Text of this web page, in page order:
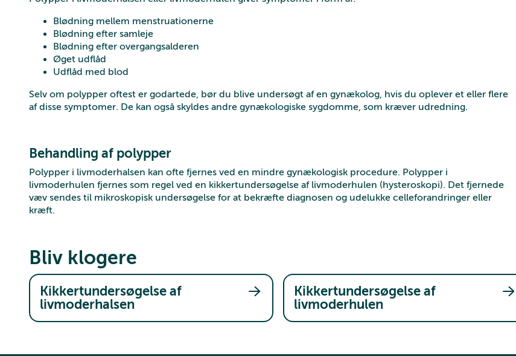
Blødning mellem menstruationerne
Blødning efter samleje
Blødning efter overgangsalderen
Øget udflåd
Udflåd med blod
Selv om polypper oftest er godartede, bør du blive undersøgt af en gynækolog, hvis du oplever et eller flere
af disse symptomer. De kan også skyldes andre gynækologiske sygdomme, som kræver udredning.
Behandling af polypper
Polypper i livmoderhalsen kan ofte fjernes ved en mindre gynækologisk procedure. Polypper i
livmoderhulen fjernes som regel ved en kikkertundersøgelse af livmoderhulen (hysteroskopi). Det fjernede
væv sendes til mikroskopisk undersøgelse for at bekræfte diagnosen og udelukke celleforandringer eller
kræft.
Bliv klogere
Kikkertundersøgelse af
livmoderhalsen
Kikkertundersøgelse af
livmoderhulen